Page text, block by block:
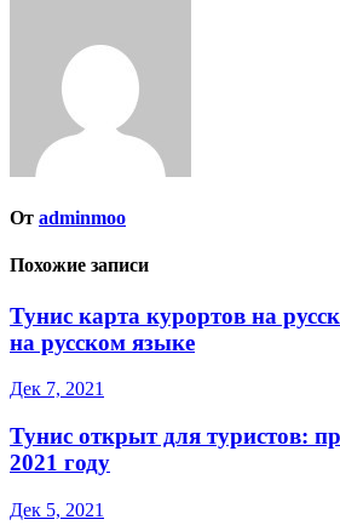
От adminmoo
Похожие записи
Тунис карта курортов на
на русском языке
Дек 7, 2021
Тунис открыт для туристов:
2021 году
Дек 5, 2021